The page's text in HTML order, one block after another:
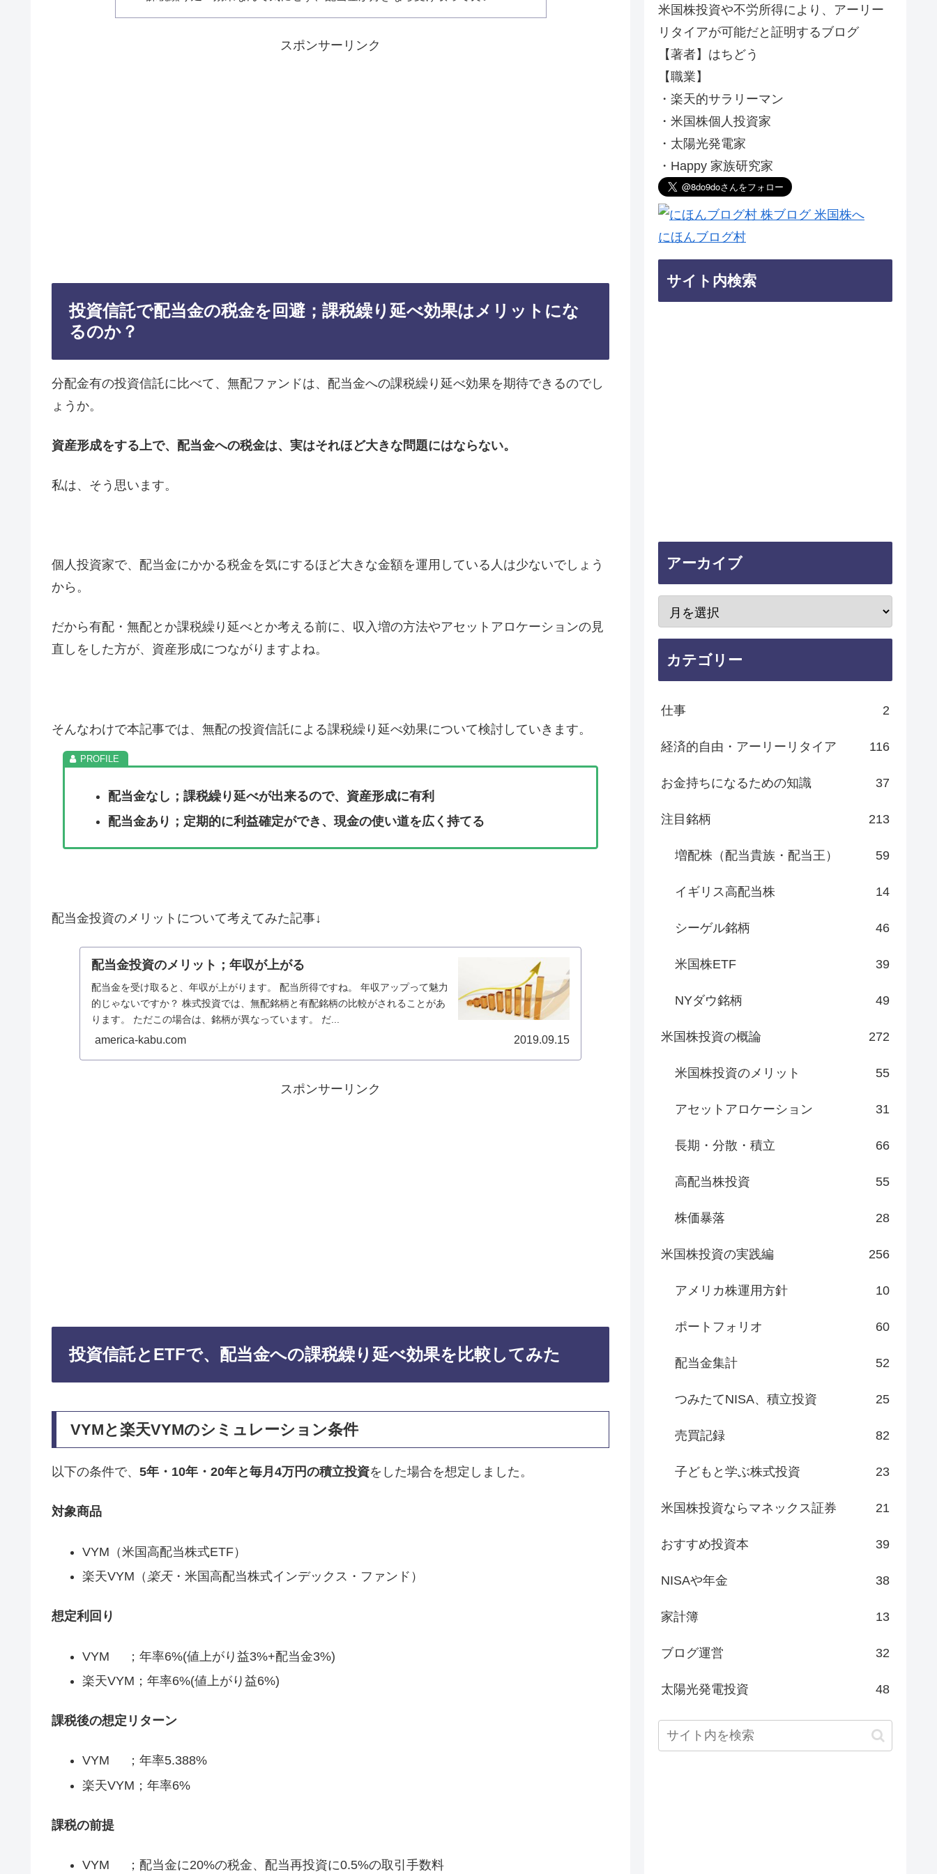
スポンサーリンク
投資信託で配当金の税金を回避；課税繰り延べ効果はメリットにな
るのか？
分配金有の投資信託に比べて、無配ファンドは、配当金への課税繰り延べ効果を期待できるのでし
ょうか。
資産形成をする上で、配当金への税金は、実はそれほど大きな問題にはならない。
私は、そう思います。
個人投資家で、配当金にかかる税金を気にするほど大きな金額を運用している人は少ないでしょう
から。
だから有配・無配とか課税繰り延べとか考える前に、収入増の方法やアセットアロケーションの見
直しをした方が、資産形成につながりますよね。
そんなわけで本記事では、無配の投資信託による課税繰り延べ効果について検討していきます。
配当金なし；課税繰り延べが出来るので、資産形成に有利
配当金あり；定期的に利益確定ができ、現金の使い道を広く持てる
配当金投資のメリットについて考えてみた記事↓
配当金投資のメリット；年収が上がる
配当金を受け取ると、年収が上がります。 配当所得ですね。 年収アップって魅力
的じゃないですか？ 株式投資では、無配銘柄と有配銘柄の比較がされることがあ
ります。 ただこの場合は、銘柄が異なっています。 だ...
america-kabu.com 2019.09.15
スポンサーリンク
投資信託とETFで、配当金への課税繰り延べ効果を比較してみた
VYMと楽天VYMのシミュレーション条件
以下の条件で、 5年・10年・20年と毎月4万円の積立投資をした場合を想定しました。
対象商品
VYM（米国高配当株式ETF）
楽天VYM（ 楽天・米国高配当株式インデックス・ファンド）
想定利回り
VYM ；年率6%(値上がり益3%+配当金3%)
楽天VYM；年率6%(値上がり益6%)
課税後の想定リターン
VYM ；年率5.388%
楽天VYM；年率6%
課税の前提
VYM ；配当金に20%の税金、配当再投資に0.5%の取引手数料
米国株投資や不労所得により、アーリー
リタイアが可能だと証明するブログ
【著者】はちどう
【職業】
・楽天的サラリーマン
・米国株個人投資家
・太陽光発電家
・Happy 家族研究家
にほんブログ村
サイト内検索
アーカイブ
カテゴリー
仕事 2
経済的自由・アーリーリタイア 116
お金持ちになるための知識 37
注目銘柄 213
増配株（配当貴族・配当王） 59
イギリス高配当株 14
シーゲル銘柄 46
米国株ETF 39
NYダウ銘柄 49
米国株投資の概論 272
米国株投資のメリット 55
アセットアロケーション 31
長期・分散・積立 66
高配当株投資 55
株価暴落 28
米国株投資の実践編 256
アメリカ株運用方針 10
ポートフォリオ 60
配当金集計 52
つみたてNISA、積立投資 25
売買記録 82
子どもと学ぶ株式投資 23
米国株投資ならマネックス証券 21
おすすめ投資本 39
NISAや年金 38
家計簿 13
ブログ運営 32
太陽光発電投資 48